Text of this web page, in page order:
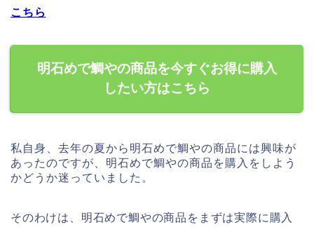
こちら
明石めで鯛やの商品を今すぐお得に購入
したい方はこちら
私自身、去年の夏から明石めで鯛やの商品には興味が
あったのですが、明石めで鯛やの商品を購入をしよう
かどうか迷っていました。
そのわけは、明石めで鯛やの商品をまずは実際に購入